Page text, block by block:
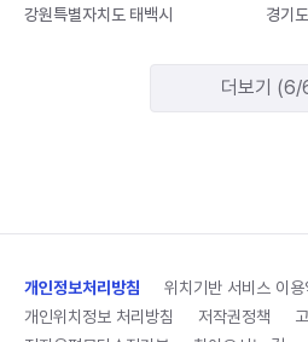
강원특별자치도 태백시
경기
더보기 (6/
개인정보처리방침
위치기반 서비스 이용
개인위치정보 처리방침
저작권정책